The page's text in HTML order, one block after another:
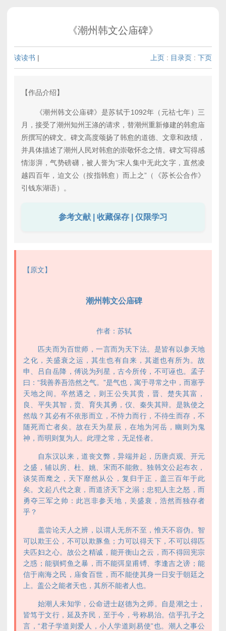
《潮州韩文公庙碑》
读读书 | 上页 : 目录页 : 下页
【作品介绍】
《潮州韩文公庙碑》是苏轼于1092年（元祜七年）三
月，接受了潮州知州王涤的请求，替潮州重新修建的韩愈庙
所撰写的碑文。碑文高度颂扬了韩愈的道德、文章和政绩，
并具体描述了潮州人民对韩愈的崇敬怀念之情。碑文写得感
情澎湃，气势磅礴，被人誉为“宋人集中无此文字，直然凌
越四百年，迫文公（按指韩愈）而上之”（《苏长公合作》
引钱东湖语）。
参考文献 | 收藏保存 | 仅限学习
【原文】
潮州韩文公庙碑
作者：苏轼
匹夫而为百世师，一言而为天下法。是皆有以参天地
之化，关盛衰之运，其生也有自来，其逝也有所为。故
申、吕自岳降，傅说为列星，古今所传，不可诬也。孟子
曰：“我善养吾浩然之气。”是气也，寓于寻常之中，而塞乎
天地之间。卒然遇之，则王公失其贵，晋、楚失其富，
良、平失其智，贲、育失其勇，仪、秦失其辩。是孰使之
然哉？其必有不依形而立，不恃力而行，不待生而存，不
随死而亡者矣。故在天为星辰，在地为河岳，幽则为鬼
神，而明则复为人。此理之常，无足怪者。
自东汉以来，道丧文弊，异端并起，历唐贞观、开元
之盛，辅以房、杜、姚、宋而不能救。独韩文公起布衣，
谈笑而麾之，天下靡然从公，复归于正，盖三百年于此
矣。文起八代之衰，而道济天下之溺；忠犯人主之怒，而
勇夺三军之帅：此岂非参天地，关盛衰，浩然而独存者
乎？
盖尝论天人之辨，以谓人无所不至，惟天不容伪。智
可以欺王公，不可以欺豚鱼；力可以得天下，不可以得匹
夫匹妇之心。故公之精诚，能开衡山之云，而不得回宪宗
之惑；能驯鳄鱼之暴，而不能弭皇甫镈、李逢吉之谤；能
信于南海之民，庙食百世，而不能使其身一日安于朝廷之
上。盖公之能者天也，其所不能者人也。
始潮人未知学，公命进士赵德为之师。自是潮之士，
皆笃于文行，延及齐民，至于今，号称易治。信乎孔子之
言，“君子学道则爱人，小人学道则易使”也。潮人之事公